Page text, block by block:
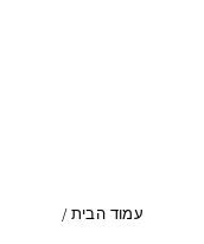
עמוד הבית /